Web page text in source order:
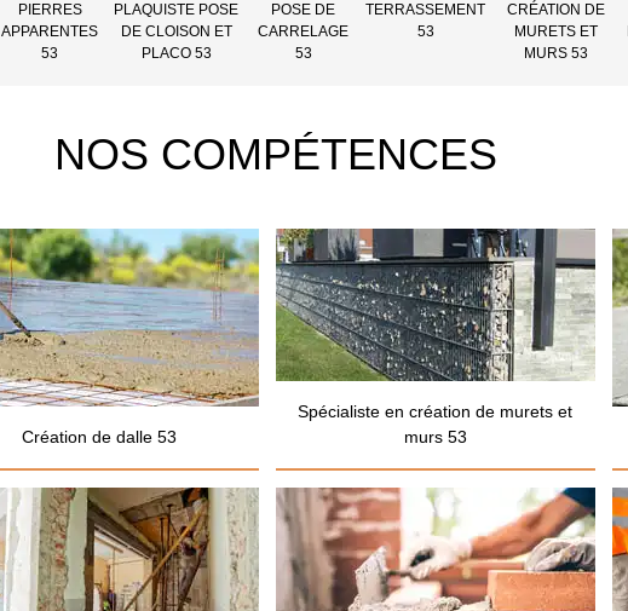
PIERRES
APPARENTES
53
PLAQUISTE POSE
DE CLOISON ET
PLACO 53
POSE DE
CARRELAGE
53
TERRASSEMENT
53
CRÉATION DE
MURETS ET
MURS 53
NOS COMPÉTENCES
Création de dalle 53
Spécialiste en création de murets et
murs 53